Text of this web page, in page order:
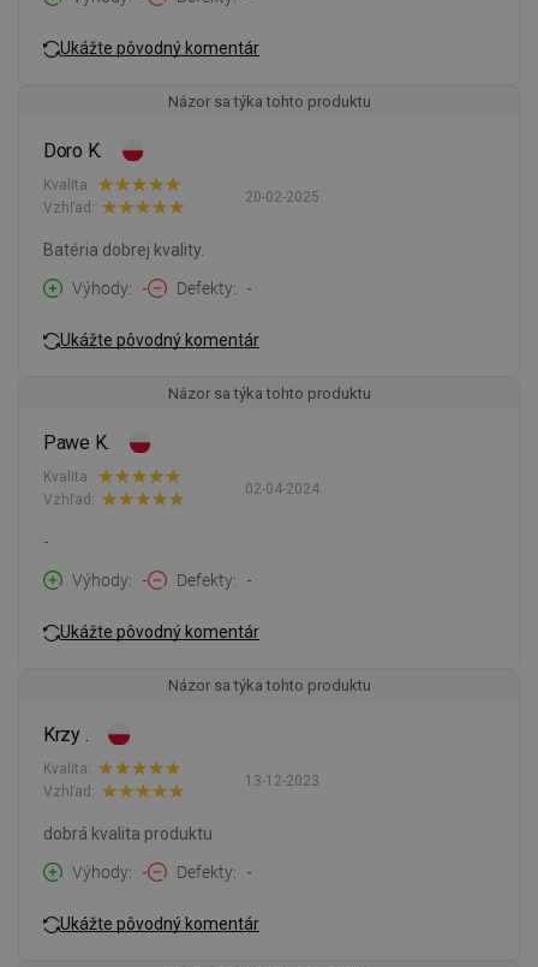
Ukážte pôvodný komentár
Názor sa týka tohto produktu
Doro K.
20-02-2025
Kvalita:
Vzhľad:
Batéria dobrej kvality.
Výhody
- Defekty -
Ukážte pôvodný komentár
Názor sa týka tohto produktu
Pawe K.
02-04-2024
Kvalita:
Vzhľad:
-
Výhody
- Defekty -
Ukážte pôvodný komentár
Názor sa týka tohto produktu
Krzy .
13-12-2023
Kvalita:
Vzhľad:
dobrá kvalita produktu
Výhody
- Defekty -
Ukážte pôvodný komentár